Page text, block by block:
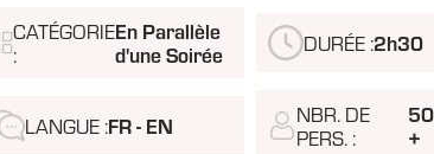
CATÉGORIE
:
En Parallèle
d'une Soirée
DURÉE :2h30
LANGUE :FR - EN
NBR. DE
PERS. :
+